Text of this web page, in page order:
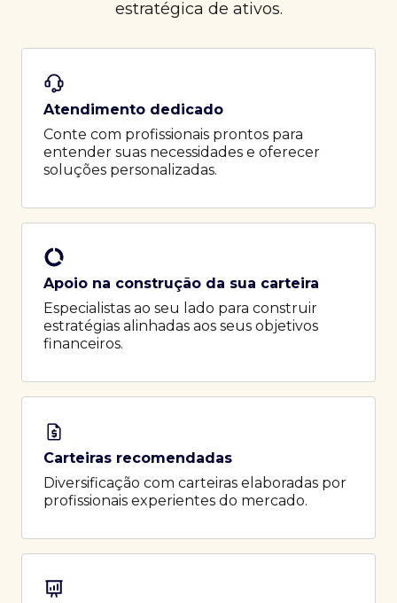
estratégica de ativos.
Atendimento dedicado
Conte com profissionais prontos para
entender suas necessidades e oferecer
soluções personalizadas.
Apoio na construção da sua carteira
Especialistas ao seu lado para construir
estratégias alinhadas aos seus objetivos
financeiros.
Carteiras recomendadas
Diversificação com carteiras elaboradas por
profissionais experientes do mercado.